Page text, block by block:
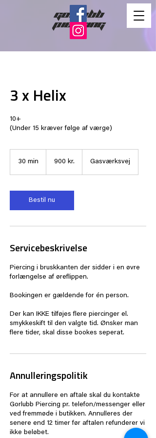
gorlubb
piercing
3 x Helix
10+
(Under 15 kræver følge af værge)
30 min
i
n
kroner900 kr. Gasværksvej
Bestil nu
Servicebeskrivelse
Piercing i bruskkanten der sidder i en øvre
forlængelse af øreflippen.
Bookingen er gældende for én person.
Der kan IKKE tilføjes flere piercinger el.
smykkeskift til den valgte tid. Ønsker man
flere tider, skal disse bookes seperat.
Annulleringspolitik
For at annullere en aftale skal du kontakte
Gorlubb Piercing pr. telefon/messenger eller
ved fremmøde i butikken. Annulleres der
senere end 12 timer før aftalen refunderer vi
ikke beløbet.